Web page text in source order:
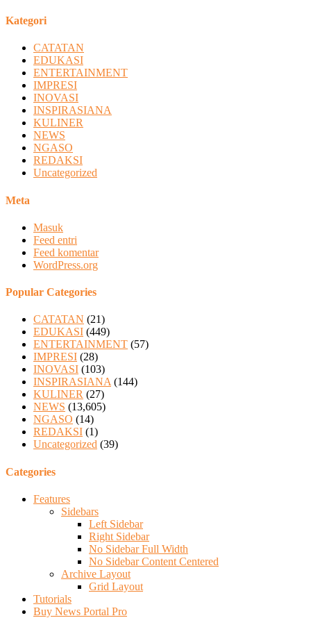
Kategori
CATATAN
EDUKASI
ENTERTAINMENT
IMPRESI
INOVASI
INSPIRASIANA
KULINER
NEWS
NGASO
REDAKSI
Uncategorized
Meta
Masuk
Feed entri
Feed komentar
WordPress.org
Popular Categories
CATATAN (21)
EDUKASI (449)
ENTERTAINMENT (57)
IMPRESI (28)
INOVASI (103)
INSPIRASIANA (144)
KULINER (27)
NEWS (13,605)
NGASO (14)
REDAKSI (1)
Uncategorized (39)
Categories
Features
Sidebars
Left Sidebar
Right Sidebar
No Sidebar Full Width
No Sidebar Content Centered
Archive Layout
Grid Layout
Tutorials
Buy News Portal Pro